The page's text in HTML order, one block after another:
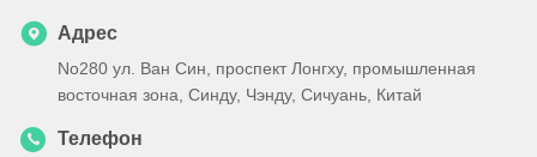
Адрес
No280 ул. Ван Син, проспект Лонгху, промышленная
восточная зона, Синду, Чэнду, Сичуань, Китай
Телефон